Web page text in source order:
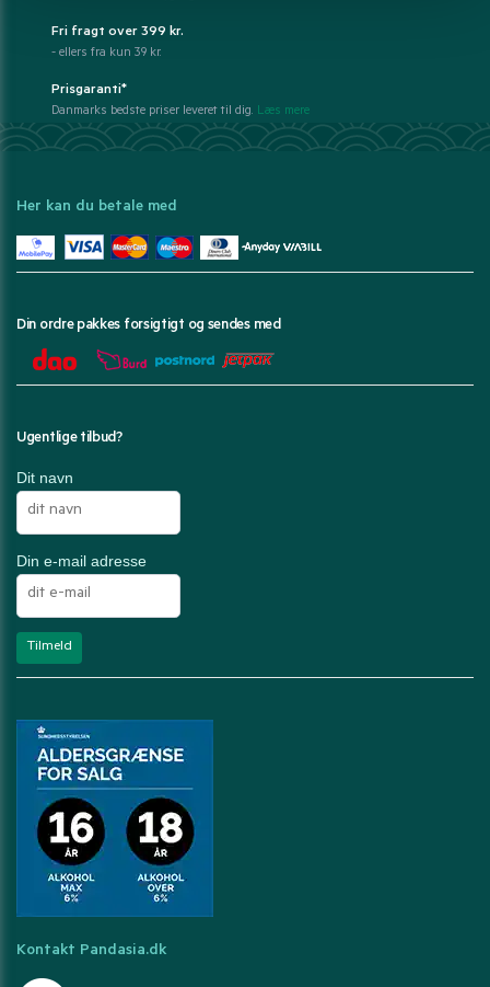
Fri fragt over 399 kr.
- ellers fra kun 39 kr.
Prisgaranti*
Danmarks bedste priser leveret til dig. Læs mere
Her kan du betale med
Din ordre pakkes forsigtigt og sendes med
Ugentlige tilbud?
Dit navn
Din e-mail adresse
Kontakt Pandasia.dk